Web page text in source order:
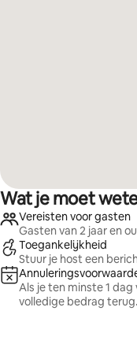
Wat je moet
Vereisten voor gasten
Gasten van 2 jaar en
Toegankelijkheid
Stuur je host een
Als je ten minste 1
volledige bedrag terug.